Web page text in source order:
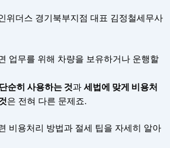
위더스 경기북부지점 대표 김정철세무사
업무를 위해 차량을 보유하거나 운행할
순히 사용하는 것과 세법에 맞게 비용처
은 전혀 다른 문제죠.
비용처리 방법과 절세 팁을 자세히 알아